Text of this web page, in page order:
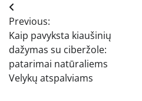
Navigacija
tarp
įrašų
Previous:
Kaip pavyksta kiaušinių
dažymas su ciberžole:
patarimai natūraliems
Velykų atspalviams